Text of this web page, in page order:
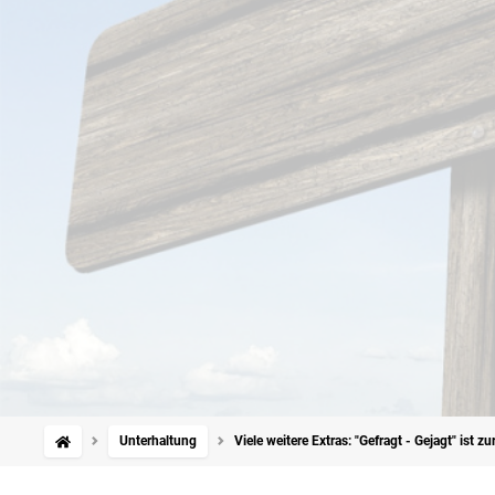
Unterhaltung Viele weitere Extras: "Gefragt - Gejagt" ist